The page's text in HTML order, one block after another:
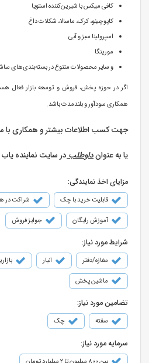
کافی میکس با شیرین‌کننده استویا
کاپوچینو، کرک، ماسالا، شکلات داغ
اسپرولینا سبز و آبی
مورینگا
و سایر محصولات متنوع در بسته‌بندی‌های
اگر در حوزه پخش، فروش و توسعه بازار فعال
همکاری سودآور و بلندمدت باشد.
جهت کسب اطلاعات بیشتر و همکاری با
یا به عنوانداوطلبدر سایت نماینده یاب
مزایای اخذ نمایندگی:
قابلیت خرید با چک شراکت در
آموزش رایگان جوایز فروش
شرایط مورد نیاز:
مغازه/دفتر انبار
ماشین پخش
تضامین مورد نیاز:
سفته چک
سرمایه مورد نیاز: